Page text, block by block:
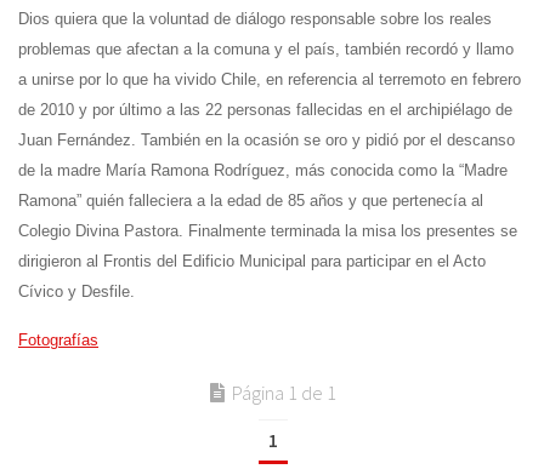
Dios quiera que la voluntad de diálogo responsable sobre los reales
problemas que afectan a la comuna y el país, también recordó y llamo
a unirse por lo que ha vivido Chile, en referencia al terremoto en febrero
de 2010 y por último a las 22 personas fallecidas en el archipiélago de
Juan Fernández. También en la ocasión se oro y pidió por el descanso
de la madre María Ramona Rodríguez, más conocida como la “Madre
Ramona” quién falleciera a la edad de 85 años y que pertenecía al
Colegio Divina Pastora. Finalmente terminada la misa los presentes se
dirigieron al Frontis del Edificio Municipal para participar en el Acto
Cívico y Desfile.
Fotografías
Página 1 de 1
1